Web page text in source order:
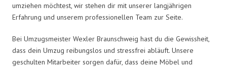
umziehen möchtest, wir stehen dir mit unserer langjährigen
Erfahrung und unserem professionellen Team zur Seite.
Bei Umzugsmeister Wexler Braunschweig hast du die Gewissheit,
dass dein Umzug reibungslos und stressfrei abläuft. Unsere
geschulten Mitarbeiter sorgen dafür, dass deine Möbel und